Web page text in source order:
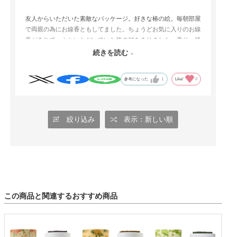
友人からいただいた素敵なパッケージ。好きな椿の絵。毎朝部屋
で両親の為にお線香ともしてました。ちょうどお気に入りのお線
香がきれて、ふといただいていた椿の封をきりました。香り、残
り香も優しくてお気に入りが増えました。きらさないようにお取
続きを読む
参考になった 1 Like! 0
絞り込み 表示：新しい順
この商品と関連するおすすめ商品